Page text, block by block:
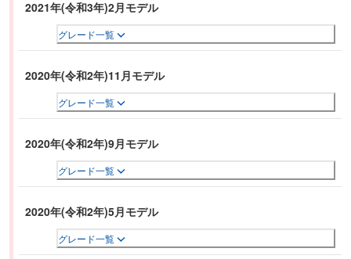
2021年(令和3年)2月モデル
グレード一覧
2020年(令和2年)11月モデル
グレード一覧
2020年(令和2年)9月モデル
グレード一覧
2020年(令和2年)5月モデル
グレード一覧